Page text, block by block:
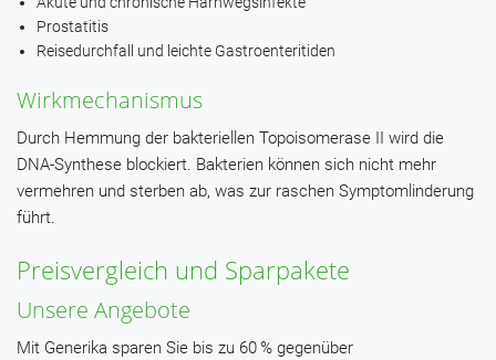
Prostatitis
Reisedurchfall und leichte Gastroenteritiden
Wirkmechanismus
Durch Hemmung der bakteriellen Topoisomerase II wird die
DNA-Synthese blockiert. Bakterien können sich nicht mehr
vermehren und sterben ab, was zur raschen Symptomlinderung
führt.
Preisvergleich und Sparpakete
Unsere Angebote
Mit Generika sparen Sie bis zu 60 % gegenüber